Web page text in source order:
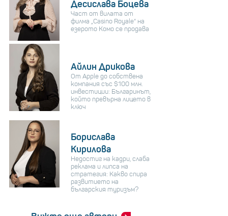
Десислава Боцева
Част от вилата от
филма „Casino Royale“ на
езерото Комо се продава
Айлин Дрикова
От Apple до собствена
компания със $100 млн.
инвестиции: Българинът,
който превърна лицето в
ключ
Борислава
Кирилова
Недостиг на кадри, слаба
реклама и липса на
стратегия: Какво спира
развитието на
българския туризъм?